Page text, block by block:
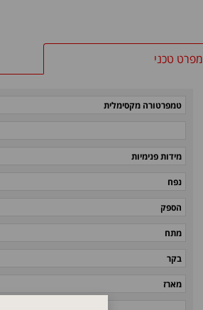
מפרט טכני
טמפרטורה מקסימלית
מידות פנימיות
נפח
הספק
מתח
בקר
מארז